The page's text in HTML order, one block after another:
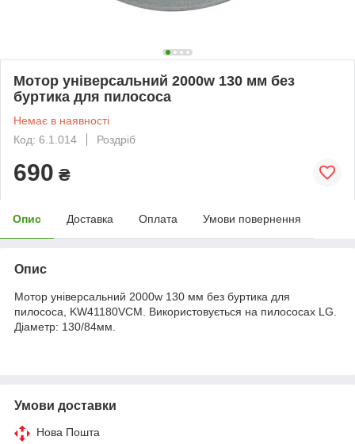
Мотор універсальний 2000w 130 мм без
буртика для пилососа
Немає в наявності
Код: 6.1.014
Роздріб
690 ₴
Опис Доставка Оплата Умови повернення
Опис
Мотор універсальний 2000w 130 мм без буртика для
пилососа, KW41180VCM. Використовується на пилососах LG.
Діаметр: 130/84мм.
Умови доставки
Нова Пошта